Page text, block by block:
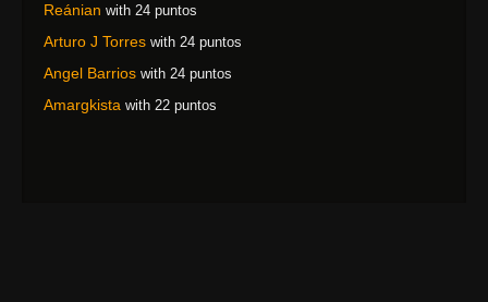
Reánian with 24 puntos
Arturo J Torres with 24 puntos
Angel Barrios with 24 puntos
Amargkista with 22 puntos